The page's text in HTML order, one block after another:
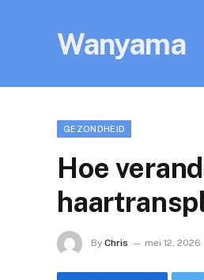
Wanyama
GEZONDHEID
Hoe
By Chris mei 12, 2026